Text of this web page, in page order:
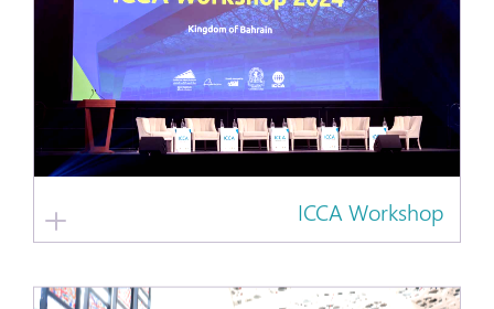
ICCA Workshop